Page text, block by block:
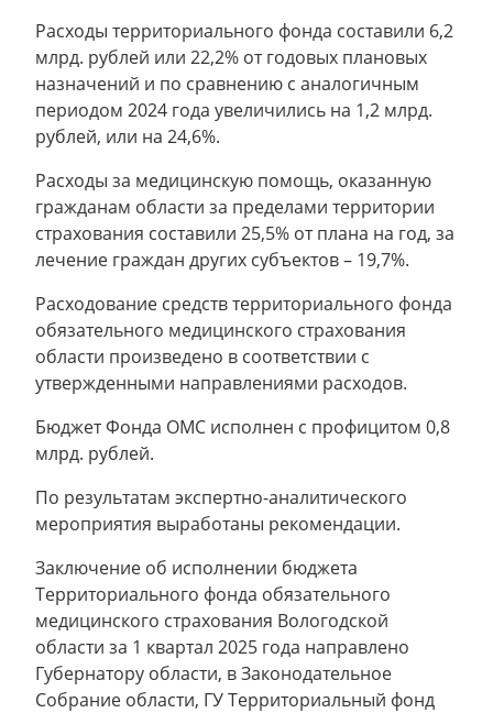
Расходы территориального фонда составили 6,2
млрд. рублей или 22,2% от годовых плановых
назначений и по сравнению с аналогичным
периодом 2024 года увеличились на 1,2 млрд.
рублей, или на 24,6%.
Расходы за медицинскую помощь, оказанную
гражданам области за пределами территории
страхования составили 25,5% от плана на год, за
лечение граждан других субъектов – 19,7%.
Расходование средств территориального фонда
обязательного медицинского страхования
области произведено в соответствии с
утвержденными направлениями расходов.
Бюджет Фонда ОМС исполнен с профицитом 0,8
млрд. рублей.
По результатам экспертно-аналитического
мероприятия выработаны рекомендации.
Заключение об исполнении бюджета
Территориального фонда обязательного
медицинского страхования Вологодской
области за 1 квартал 2025 года направлено
Губернатору области, в Законодательное
Собрание области, ГУ Территориальный фонд